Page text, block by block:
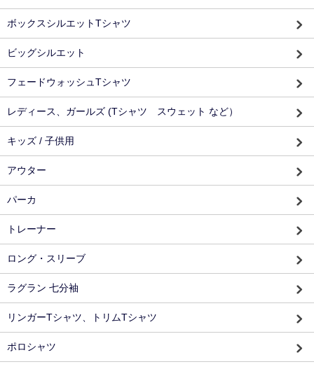
ボックスシルエットTシャツ
ビッグシルエット
フェードウォッシュTシャツ
レディース、ガールズ (Tシャツ スウェット など）
キッズ / 子供用
アウター
パーカ
トレーナー
ロング・スリーブ
ラグラン 七分袖
リンガーTシャツ、トリムTシャツ
ポロシャツ